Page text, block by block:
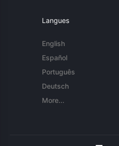
Langues
English
Español
Português
Deutsch
More...